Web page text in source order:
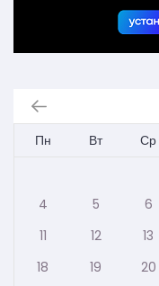
Пн
Вт Ср
4
5 6
11
12 13
18
19 20